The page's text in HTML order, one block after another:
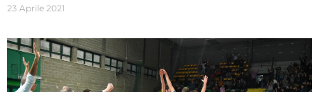
23 Aprile 2021